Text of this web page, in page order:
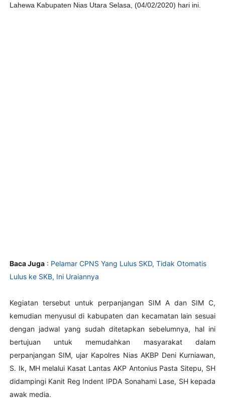
Lahewa Kabupaten Nias Utara Selasa, (04/02/2020) hari ini.
Baca Juga: Pelamar CPNS Yang Lulus SKD, Tidak Otomatis
Lulus ke SKB, Ini Uraiannya
Kegiatan tersebut untuk perpanjangan SIM A dan SIM C,
kemudian menyusul di kabupaten dan kecamatan lain sesuai
dengan jadwal yang sudah ditetapkan sebelumnya, hal ini
bertujuan untuk memudahkan masyarakat dalam
perpanjangan SIM, ujar Kapolres Nias AKBP Deni Kurniawan,
S. Ik, MH melalui Kasat Lantas AKP Antonius Pasta Sitepu, SH
didampingi Kanit Reg Indent IPDA Sonahami Lase, SH kepada
awak media.